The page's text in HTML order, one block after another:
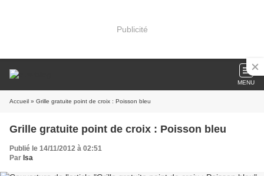
Publicité
MENU
Accueil » Grille gratuite point de croix : Poisson bleu
Grille gratuite point de croix : Poisson bleu
Publié le 14/11/2012 à 02:51
Par Isa